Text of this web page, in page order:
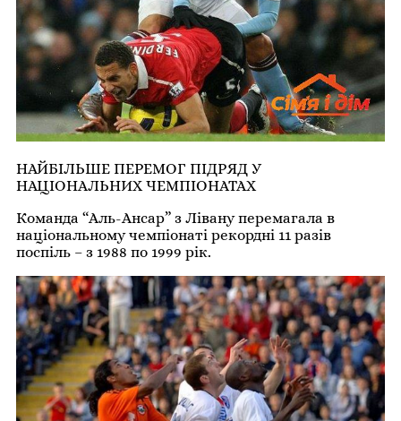
НАЙБІЛЬШЕ ПЕРЕМОГ ПІДРЯД У
НАЦІОНАЛЬНИХ ЧЕМПІОНАТАХ
Команда “Аль-Ансар” з Лівану перемагала в
національному чемпіонаті рекордні 11 разів
поспіль – з 1988 по 1999 рік.